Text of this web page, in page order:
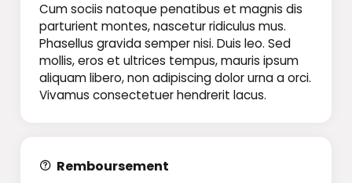
Cum sociis natoque penatibus et magnis dis
parturient montes, nascetur ridiculus mus.
Phasellus gravida semper nisi. Duis leo. Sed
mollis, eros et ultrices tempus, mauris ipsum
aliquam libero, non adipiscing dolor urna a orci.
Vivamus consectetuer hendrerit lacus.
Remboursement